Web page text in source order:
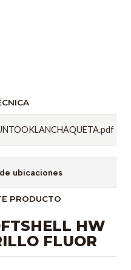
ubicaciones
PRODUCTO
HW
FLUOR